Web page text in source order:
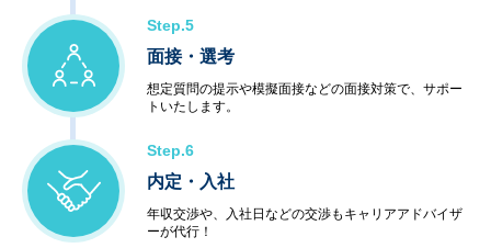
Step.5
面接・選考
想定質問の提示や模擬面接などの面接対策で、サポー
トいたします。
Step.6
内定・入社
年収交渉や、入社日などの交渉もキャリアアドバイザ
ーが代行！